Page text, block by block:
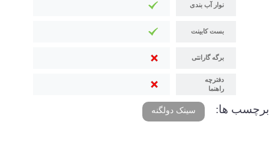
نوار آب بندی
بست کابینت
برگه گارانتی
دفترچه
راهنما
برچسب ها: سینک دولگنه